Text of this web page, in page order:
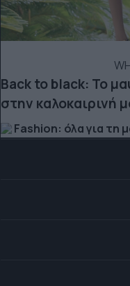
Back to black: Το
στην καλοκαιρινή
Fashion: όλα για τη